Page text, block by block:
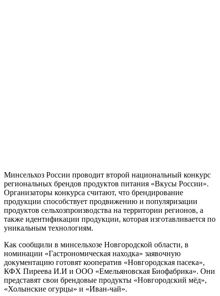
Минсельхоз России проводит второй национальный конкурс
региональных брендов продуктов питания «Вкусы России».
Организаторы конкурса считают, что брендирование
продукции способствует продвижению и популяризации
продуктов сельхозпроизводства на территории регионов, а
также идентификации продукции, которая изготавливается по
уникальным технологиям.
Как сообщили в минсельхозе Новгородской области, в
номинации «Гастрономическая находка» заявочную
документацию готовят кооператив «Новгородская пасека»,
КФХ Пиреева И.И и ООО «Емельяновская Биофабрика». Они
представят свои брендовые продукты «Новгородский мёд»,
«Холынские огурцы» и «Иван-чай».